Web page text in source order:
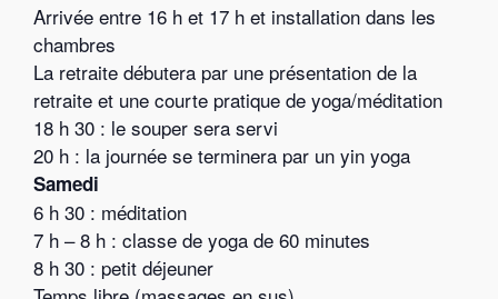
Arrivée entre 16 h et 17 h et installation dans les
chambres
La retraite débutera par une présentation de la
retraite et une courte pratique de yoga/méditation
18 h 30 : le souper sera servi
20 h : la journée se terminera par un yin yoga
Samedi
6 h 30 : méditation
7 h – 8 h : classe de yoga de 60 minutes
8 h 30 : petit déjeuner